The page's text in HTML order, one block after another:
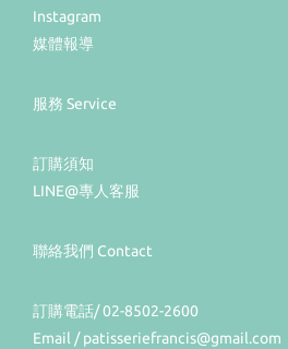
Instagram
媒體報導
服務 Service
訂購須知
LINE@專人客服
聯絡我們 Contact
訂購電話/ 02-8502-2600
Email / patisseriefrancis@gmail.com